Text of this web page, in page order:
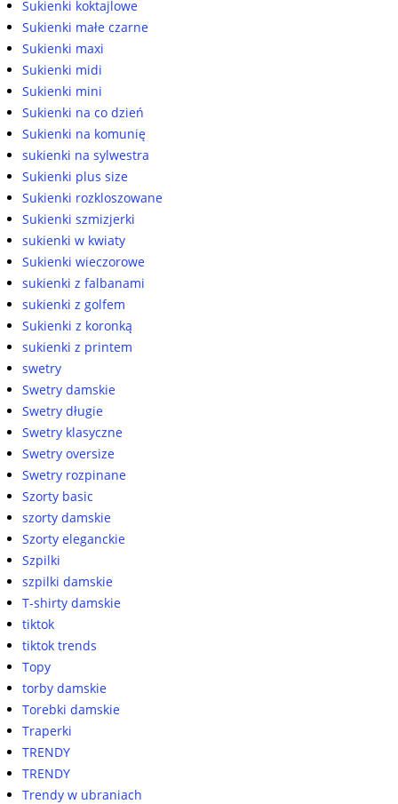
Sukienki koktajlowe
Sukienki małe czarne
Sukienki maxi
Sukienki midi
Sukienki mini
Sukienki na co dzień
Sukienki na komunię
sukienki na sylwestra
Sukienki plus size
Sukienki rozkloszowane
Sukienki szmizjerki
sukienki w kwiaty
Sukienki wieczorowe
sukienki z falbanami
sukienki z golfem
Sukienki z koronką
sukienki z printem
swetry
Swetry damskie
Swetry długie
Swetry klasyczne
Swetry oversize
Swetry rozpinane
Szorty basic
szorty damskie
Szorty eleganckie
Szpilki
szpilki damskie
T-shirty damskie
tiktok
tiktok trends
Topy
torby damskie
Torebki damskie
Traperki
TRENDY
TRENDY
Trendy w ubraniach